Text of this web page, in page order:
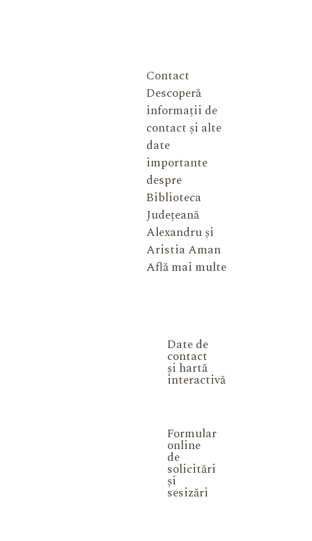
Contact
Descoperă
informații de
contact și alte
date
importante
despre
Biblioteca
Județeană
Alexandru și
Aristia Aman
Află mai multe
Date de
contact
și hartă
interactivă
Formular
online
de
solicitări
și
sesizări